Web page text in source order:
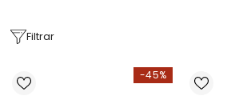
Filtrar
-45%